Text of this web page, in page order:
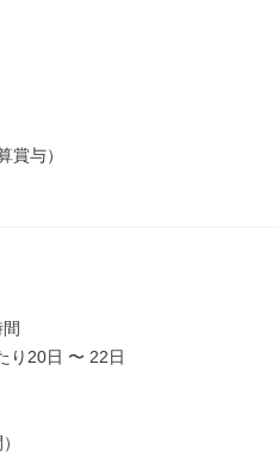
賞与）
り20日 〜 22日